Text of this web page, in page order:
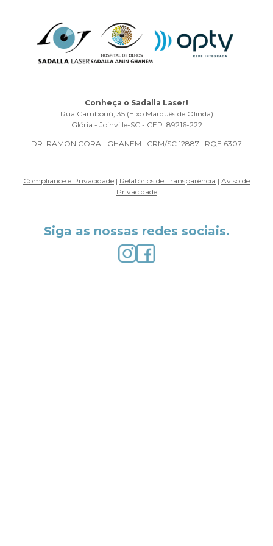
Conheça o Sadalla Laser!
Rua Camboriú, 35 (Eixo Marquês de Olinda)
Glória - Joinville-SC - CEP: 89216-222
DR. RAMON CORAL GHANEM | CRM/SC 12887 | RQE 6307
Compliance e Privacidade | Relatórios de Transparência | Aviso de
Privacidade
Siga as nossas redes sociais.